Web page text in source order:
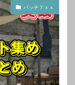
パッチ 7.ｘｘ